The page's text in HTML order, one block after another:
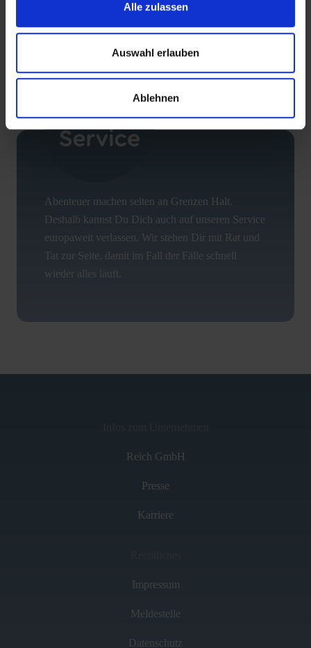
Alle zulassen
Auswahl erlauben
Ablehnen
Trinkwasser und pure Erfrischung on tour.
Abenteuer machen selten an Grenzen Halt.
Deshalb kannst Du Dich auch auf unseren Service
europaweit verlassen. Wir stehen Dir mit Rat und
Tat zur Seite, damit im Fall der Fälle schnell
wieder alles läuft.
Reich GmbH
Presse
Karriere
Impressum
Meldestelle
Datenschutz